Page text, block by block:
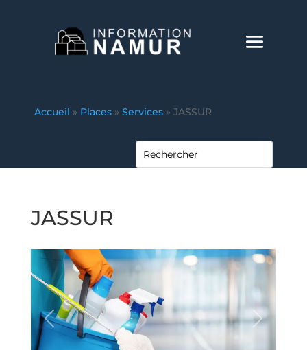
Accueil » Places » Services » JASSUR
JASSUR
Précédente Prochaine